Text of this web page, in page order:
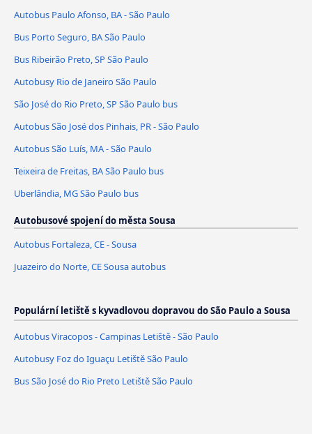
Autobus Paulo Afonso, BA - São Paulo
Bus Porto Seguro, BA São Paulo
Bus Ribeirão Preto, SP São Paulo
Autobusy Rio de Janeiro São Paulo
São José do Rio Preto, SP São Paulo bus
Autobus São José dos Pinhais, PR - São Paulo
Autobus São Luís, MA - São Paulo
Teixeira de Freitas, BA São Paulo bus
Uberlândia, MG São Paulo bus
Autobusové spojení do města Sousa
Autobus Fortaleza, CE - Sousa
Juazeiro do Norte, CE Sousa autobus
Populární letiště s kyvadlovou dopravou do São Paulo a Sousa
Autobus Viracopos - Campinas Letiště - São Paulo
Autobusy Foz do Iguaçu Letiště São Paulo
Bus São José do Rio Preto Letiště São Paulo